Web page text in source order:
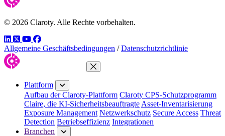
© 2026 Claroty. Alle Rechte vorbehalten.
LinkedIn
TwitterYouTube
Facebook
Allgemeine Geschäftsbedingungen / Datenschutzrichtlinie
Menü schließen
Plattform
Aufbau der Claroty-Plattform Claroty CPS-Schutzprogramm
Claire, die KI-Sicherheitsbeauftragte Asset-Inventarisierung
Exposure Management Netzwerkschutz Secure Access Threat
Detection Betriebseffizienz Integrationen
Branchen